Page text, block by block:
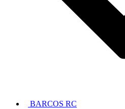
BARCOS RC